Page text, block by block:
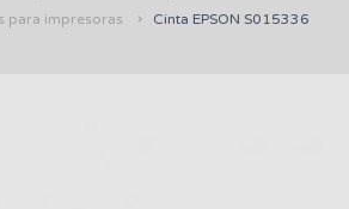
para impresoras
Cinta EPSON S015336